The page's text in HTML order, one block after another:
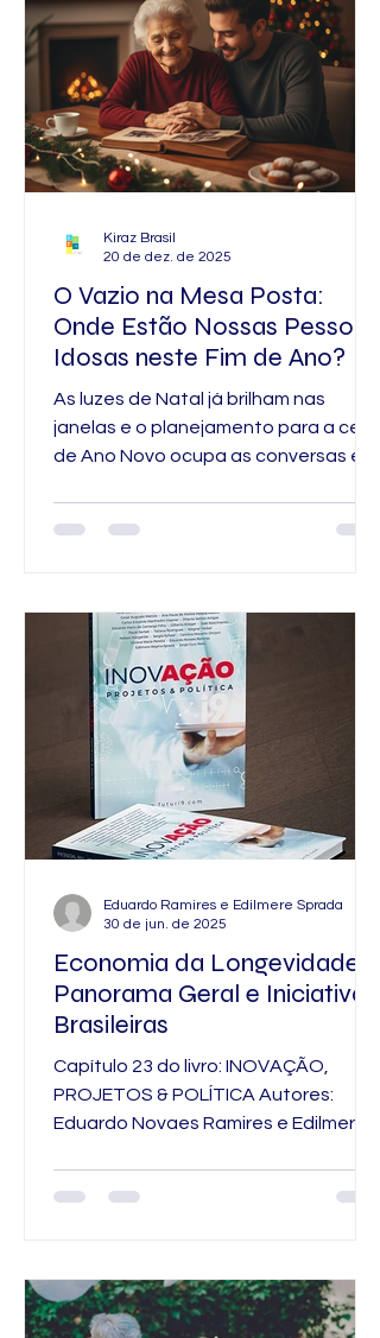
correto; ela exige uma coordenação
minuciosa que envolve segurança
ambiental, monitoramento de s
O Vazio na Mesa Posta:
Onde Estão Nossas Pessoas
Idosas neste Fim de Ano?
As luzes de Natal já brilham nas
janelas e o planejamento para a ceia
de Ano Novo ocupa as conversas em
existe um silêncio que cresce a cada
muitas pessoas idosas, o fim de ano
deixou de ser sinônimo de
celebração para se tornar o marco
de uma ausência. Vivemos em uma
sociedade que corre contra o tempo.
Filhos e netos estão mergulhados em
rotinas
Kiraz Brasil
20 de dez. de 2025
Economia da Longevidade:
Panorama Geral e Iniciativas
Brasileiras
Capítulo 23 do livro: INOVAÇÃO,
PROJETOS & POLÍTICA Autores:
Eduardo Novaes Ramires e Edilmere
Eduardo Ramires e Edilmere Sprada
30 de jun. de 2025